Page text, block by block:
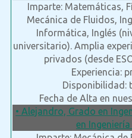
Imparte: Matemáticas,
Mecánica de Fluidos,
Informática, Inglés
universitario). Amplia
privados (desde
Experiencia:
Disponibilidad:
Fecha de Alta en
• Alejandro, Grado en
en